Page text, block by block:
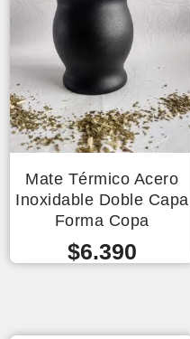
Mate Térmico Acero
Inoxidable Doble Capa
Forma Copa
$6.390